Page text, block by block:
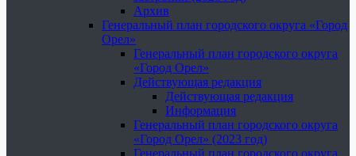
Архив
Генеральный план городского округа «Город
Орел»
Генеральный план городского округа
«Город Орел»
Действующая редакция
Действующая редакция
Информация
Генеральный план городского округа
«Город Орел» (2023 год)
Генеральный план городского округа